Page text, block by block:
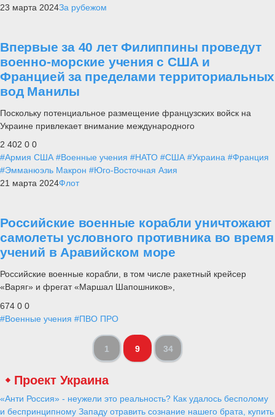
23 марта 2024За рубежом
Впервые за 40 лет Филиппины проведут
военно-морские учения с США и
Францией за пределами территориальных
вод Манилы
Поскольку потенциальное размещение французских войск на
Украине привлекает внимание международного
2 402 0 0
#Армия США #Военные учения #НАТО #США #Украина #Франция
#Эмманюэль Макрон #Юго-Восточная Азия
21 марта 2024Флот
Российские военные корабли уничтожают
самолеты условного противника во время
учений в Аравийском море
Российские военные корабли, в том числе ракетный крейсер
«Варяг» и фрегат «Маршал Шапошников»,
674 0 0
#Военные учения #ПВО ПРО
1 9 34
Проект Украина
«Анти Россия» - неужели это реальность? Как удалось бесполому
и беспринципному Западу отравить сознание нашего брата, купить